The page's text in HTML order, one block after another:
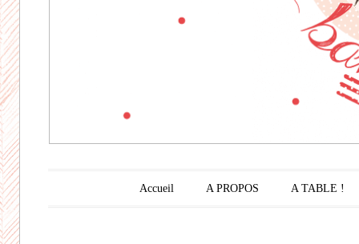
Menu principal
Aller au contenu principal
Accueil A PROPOS A TABLE !